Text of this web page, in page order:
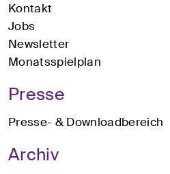
Kontakt
Jobs
Newsletter
Monatsspielplan
Presse
Presse- & Downloadbereich
Archiv